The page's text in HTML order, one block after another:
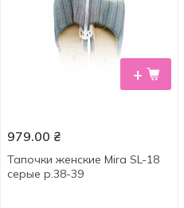
+
979.00 ₴
Тапочки женские Mira SL-18
серые р.38-39